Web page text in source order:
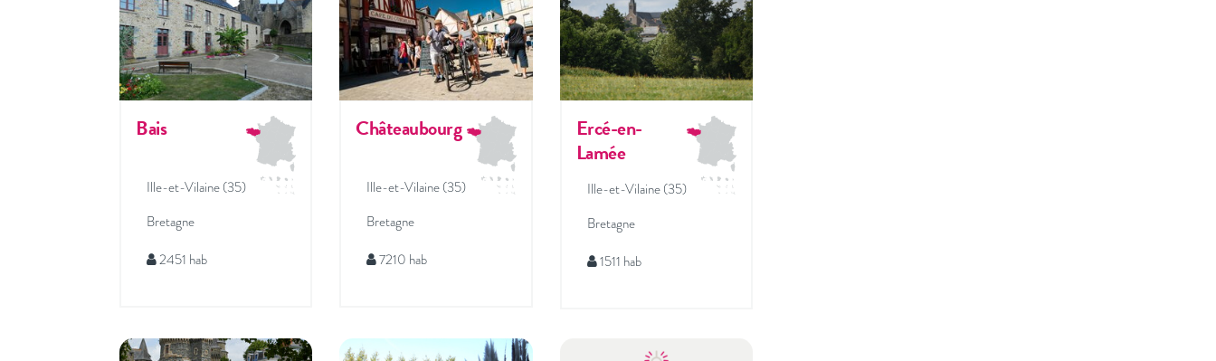
Bais
Ille-et-Vilaine (35)
Bretagne
2451 hab
Châteaubourg
Ille-et-Vilaine (35)
Bretagne
7210 hab
Ercé-en-
Lamée
Ille-et-Vilaine (35)
Bretagne
1511 hab